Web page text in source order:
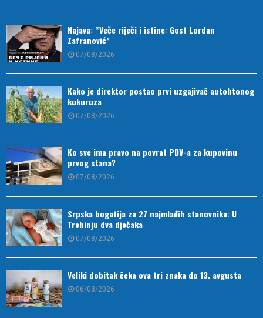
Najava: “Veče riječi i istine: Gost Lordan
Zafranović”
07/08/2026
Kako je direktor postao prvi uzgajivač autohtonog
kukuruza
07/08/2026
Ko sve ima pravo na povrat PDV-a za kupovinu
prvog stana?
07/08/2026
Srpska bogatija za 27 najmlađih stanovnika: U
Trebinju dva dječaka
07/08/2026
Veliki dobitak čeka ova tri znaka do 13. avgusta
06/08/2026